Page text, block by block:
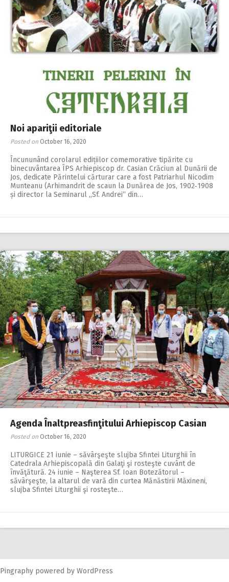
Noi apariţii editoriale
Posted on October 16, 2020
Încununând corolarul edi­­­țiilor comemorative tipărite cu
binecuvântarea ÎPS Arhiepiscop dr. Casian Crăciun al Dunării de
Jos, dedicate Părintelui cărturar care a fost Patriarhul Nicodim
Munteanu (Arhimandrit de scaun la Dunărea de Jos, 1902‑1908
și director la Seminarul „Sf. Andrei“ din…
Agenda Înaltpreasfinţitului Arhiepiscop Casian
Posted on October 16, 2020
LITURGICE 21 iunie – săvârşeşte slujba Sfintei Liturghii în
Catedrala Arhiepiscopală din Galaţi şi rosteşte cuvânt de
învăţătură. 24 iunie – Naşterea Sf. Ioan Botezătorul –
săvârşeşte, la altarul de vară din curtea Mănăstirii Măxineni,
slujba Sfintei Liturghii şi rosteşte…
Pingraphy powered by WordPress